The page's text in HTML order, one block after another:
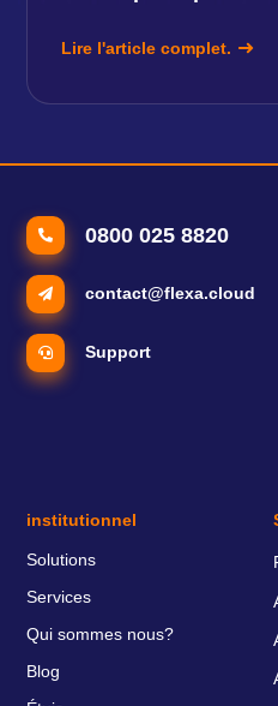
Lire l'article complet.
0800 025 8820
contact@flexa.cloud
Support
institutionnel
Solutions
Services
Qui sommes nous?
Blog